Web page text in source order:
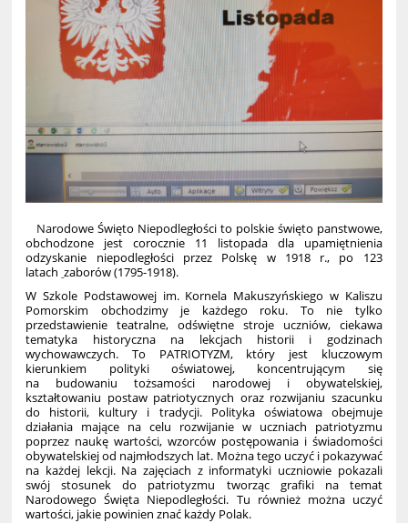
Narodowe Święto Niepodległości to polskie święto panstwowe,
obchodzone jest corocznie 11 listopada dla upamiętnienia
odzyskanie niepodległości przez Polskę w 1918 r., po 123
latach zaborów(1795-1918).
W Szkole Podstawowej im. Kornela Makuszyńskiego w Kaliszu
Pomorskim obchodzimy je każdego roku. To nie tylko
przedstawienie teatralne, odświętne stroje uczniów, ciekawa
tematyka historyczna na lekcjach historii i godzinach
wychowawczych. To PATRIOTYZM, który jest kluczowym
kierunkiem polityki oświatowej, koncentrującym się
na budowaniu tożsamości narodowej i obywatelskiej,
kształtowaniu postaw patriotycznych oraz rozwijaniu szacunku
do historii, kultury i tradycji. Polityka oświatowa obejmuje
działania mające na celu rozwijanie w uczniach patriotyzmu
poprzez naukę wartości, wzorców postępowania i świadomości
obywatelskiej od najmłodszych lat. Można tego uczyć i pokazywać
na każdej lekcji. Na zajęciach z informatyki uczniowie pokazali
swój stosunek do patriotyzmu tworząc grafiki na temat
Narodowego Święta Niepodległości. Tu również można uczyć
wartości, jakie powinien znać każdy Polak.